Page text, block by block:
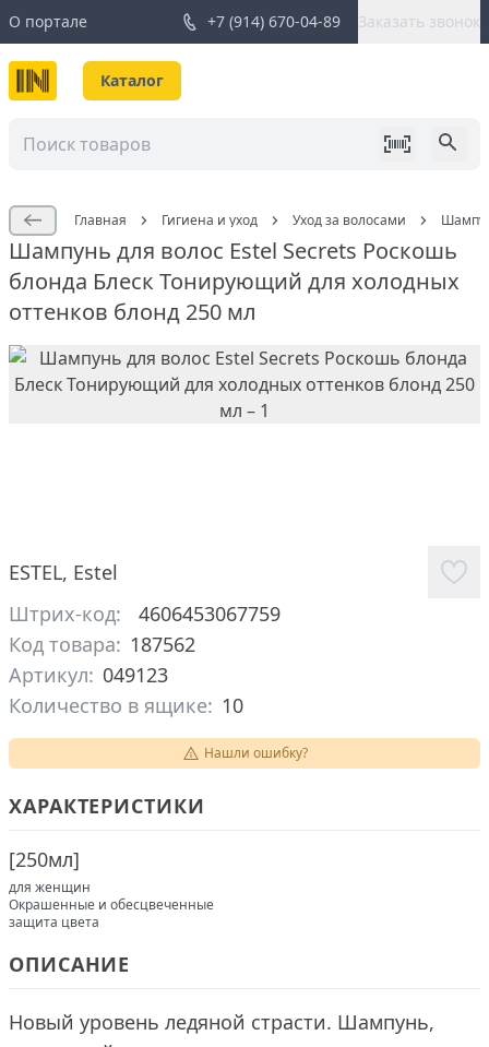
О портале +7 (914) 670-04-89 Заказать звонок
Каталог
Главная Гигиена и уход Уход за волосами
Шампунь для волос Estel Secrets Роскошь
блонда Блеск Тонирующий для холодных
оттенков блонд 250 мл
ESTEL, Estel
Штрих-код:
4606453067759
Код товара: 187562
Артикул: 049123
Количество в ящике: 10
Нашли ошибку?
ХАРАКТЕРИСТИКИ
[250мл]
для женщин
Окрашенные и обесцвеченные
защита цвета
ОПИСАНИЕ
Новый уровень ледяной страсти. Шампунь,